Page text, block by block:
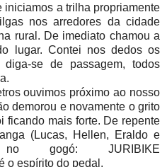
iniciamos a trilha propriamente
nos arredores da cidade
rural. De imediato chamou a
lugar. Contei nos dedos os
se de passagem, todos
ouvimos próximo ao nosso
demorou e novamente o grito
ficando mais forte. De repente
(Lucas, Hellen, Eraldo e
gogó: JURIBIKE
o espírito do pedal.